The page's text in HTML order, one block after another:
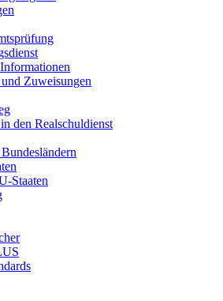
Zuweisungen
den Realschuldienst
Staaten